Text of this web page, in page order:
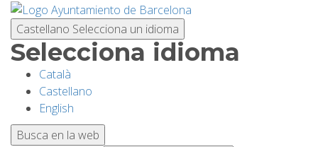
Castellano Selecciona un idioma
Selecciona idioma
Català
Castellano
English
Busca en la web
Pasar
contenido
principal
PLANIFICA TU VISITA
BIODIVERSIDAD